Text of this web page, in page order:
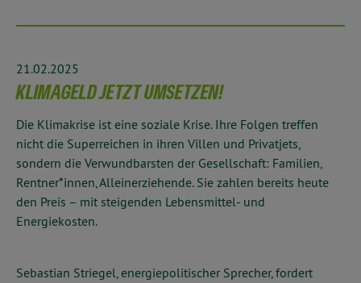
21.02.2025
KLIMAGELD JETZT UMSETZEN!
Die Klimakrise ist eine soziale Krise. Ihre Folgen treffen
nicht die Superreichen in ihren Villen und Privatjets,
sondern die Verwundbarsten der Gesellschaft: Familien,
Rentner*innen, Alleinerziehende. Sie zahlen bereits heute
den Preis – mit steigenden Lebensmittel- und
Energiekosten.
Sebastian Striegel, energiepolitischer Sprecher, fordert